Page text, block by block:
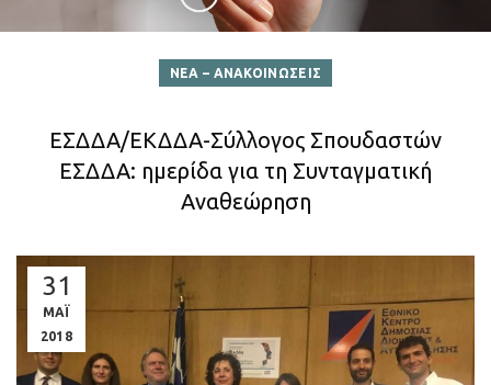
ΝΕΑ – ΑΝΑΚΟΙΝΩΣΕΙΣ
ΕΣΔΔΑ/ΕΚΔΔΑ-Σύλλογος Σπουδαστών
ΕΣΔΔΑ: ημερίδα για τη Συνταγματική
Αναθεώρηση
31
ΜΑΪ
2018